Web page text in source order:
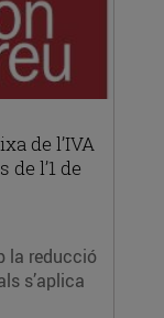
de l’IVA
l’1 de
la reducció
s’aplica